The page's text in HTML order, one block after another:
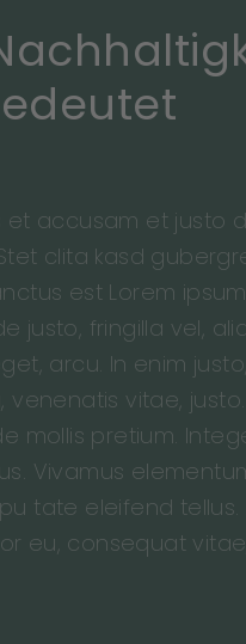
et accusam et justo
clita kasd
est Lorem
justo, fringilla vel,
arcu. In enim
venenatis vitae,
mollis pretium.
Vivamus
tate eleifend
eu, consequat